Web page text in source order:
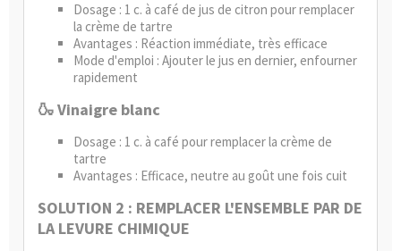
Dosage : 1 c. à café de jus de citron pour remplacer
la crème de tartre
Avantages : Réaction immédiate, très efficace
Mode d'emploi : Ajouter le jus en dernier, enfourner
rapidement
🍶 Vinaigre blanc
Dosage : 1 c. à café pour remplacer la crème de
tartre
Avantages : Efficace, neutre au goût une fois cuit
SOLUTION 2 : REMPLACER L'ENSEMBLE PAR DE
LA LEVURE CHIMIQUE